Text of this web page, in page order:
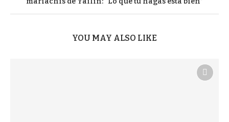
YOU MAY ALSO LIKE